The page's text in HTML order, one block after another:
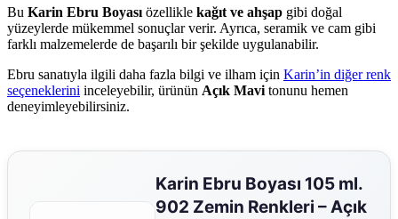
Bu Karin Ebru Boyası özellikle kağıt ve ahşap gibi doğal
yüzeylerde mükemmel sonuçlar verir. Ayrıca, seramik ve cam gibi
farklı malzemelerde de başarılı bir şekilde uygulanabilir.
Ebru sanatıyla ilgili daha fazla bilgi ve ilham için Karin’in diğer renk
seçeneklerini inceleyebilir, ürünün Açık Mavi tonunu hemen
deneyimleyebilirsiniz.
Karin Ebru Boyası 105 ml.
902 Zemin Renkleri – Açık